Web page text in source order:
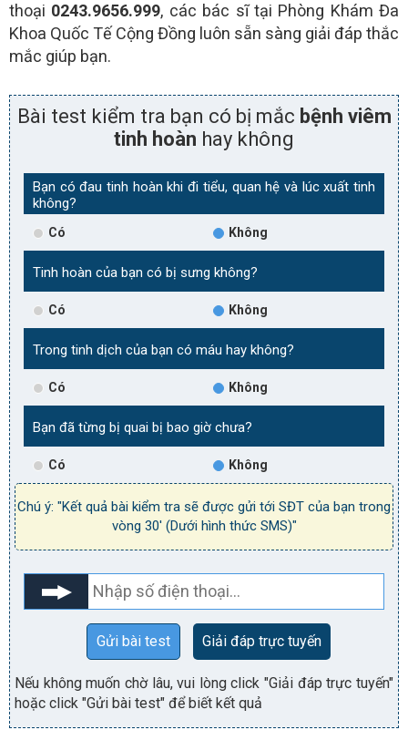
thoại 0243.9656.999, các bác sĩ tại Phòng Khám Đa
Khoa Quốc Tế Cộng Đồng luôn sẵn sàng giải đáp thắc
mắc giúp bạn.
Bài test kiểm tra bạn có bị mắc bệnh viêm
tinh hoàn hay không
Bạn có đau tinh hoàn khi đi tiểu, quan hệ và lúc xuất tinh
không?
Có Không
Tinh hoàn của bạn có bị sưng không?
Có Không
Trong tinh dịch của bạn có máu hay không?
Có Không
Bạn đã từng bị quai bị bao giờ chưa?
Có Không
Chú ý: "Kết quả bài kiểm tra sẽ được gửi tới SĐT của bạn trong
vòng 30' (Dưới hình thức SMS)"
Gửi bài test Giải đáp trực tuyến
Nếu không muốn chờ lâu, vui lòng click "Giải đáp trực tuyến"
hoặc click "Gửi bài test" để biết kết quả